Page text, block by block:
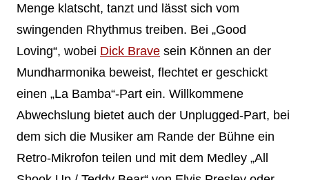
Menge klatscht, tanzt und lässt sich vom
swingenden Rhythmus treiben. Bei „Good
Loving“, wobei Dick Bravesein Können an der
Mundharmonika beweist, flechtet er geschickt
einen „La Bamba“-Part ein. Willkommene
Abwechslung bietet auch der Unplugged-Part, bei
dem sich die Musiker am Rande der Bühne ein
Retro-Mikrofon teilen und mit dem Medley „All